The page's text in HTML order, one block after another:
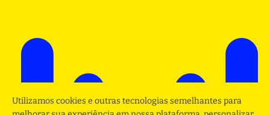
Utilizamos cookies e outras tecnologias semelhantes para